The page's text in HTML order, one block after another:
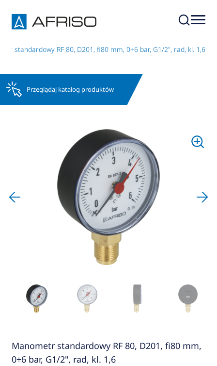
standardowy RF 80, D201, fi80 mm, 0÷6 bar, G1/2", rad, kl. 1,6
Przeglądaj katalog produktów
Manometr standardowy RF 80, D201, fi80 mm,
0÷6 bar, G1/2", rad, kl. 1,6